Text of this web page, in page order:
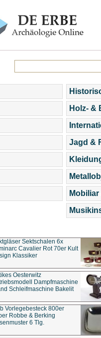
Holz- &
Jagd &
Sektschalen 6x
Cavalier Rot 70er Kult
Klassiker
Oesterwitz
Dampfmaschine
Schleifmaschine Bakelit
Vorlegebesteck 800er
Robbe & Berking
6 Tlg.